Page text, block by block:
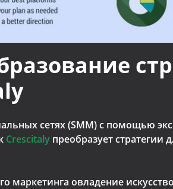
сетях (SMM) с помощью
Crescitaly преобразует стратегии
овладение